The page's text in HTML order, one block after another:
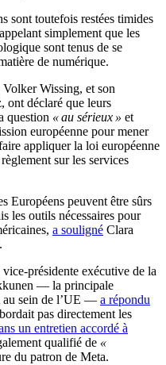
sont toutefois restées timides
simplement que les
sont tenus de se
de numérique.
Wissing, et son
ont déclaré que leurs
question « au sérieux » et
européenne pour mener
appliquer la loi européenne
sur les services
Européens peuvent être sûrs
les outils nécessaires pour
a souligné Clara
présidente exécutive de la
— la principale
au sein de l’UE — a répondu
pas directement les
un entretien accordé à
qualifié de «
du patron de Meta.